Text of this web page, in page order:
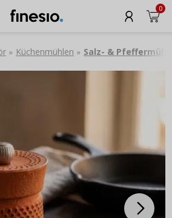
0
» Küchenmühlen » Salz- &